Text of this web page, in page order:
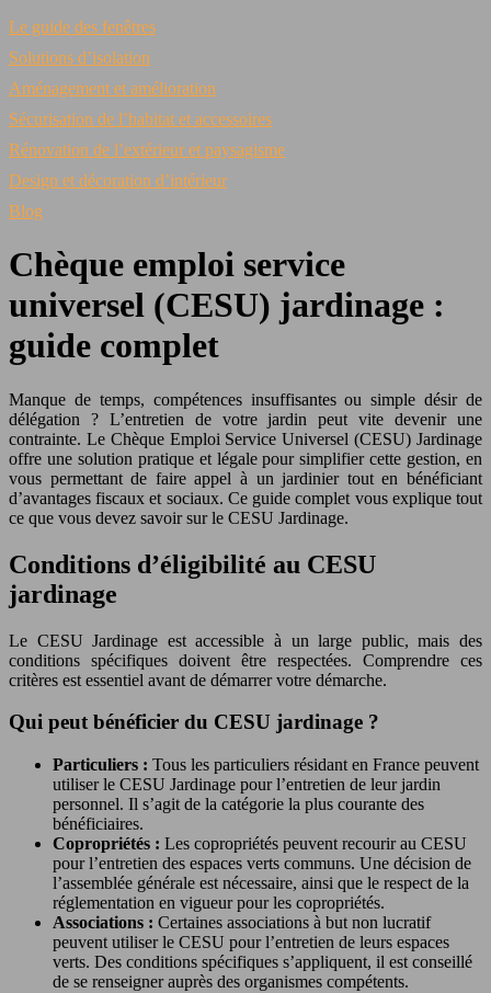
Le guide des fenêtres
Solutions d’isolation
Aménagement et amélioration
Sécurisation de l’habitat et accessoires
Rénovation de l’extérieur et paysagisme
Design et décoration d’intérieur
Blog
Chèque emploi service
universel (CESU) jardinage :
guide complet
Manque de temps, compétences insuffisantes ou simple désir de
délégation ? L’entretien de votre jardin peut vite devenir une
contrainte. Le Chèque Emploi Service Universel (CESU) Jardinage
offre une solution pratique et légale pour simplifier cette gestion, en
vous permettant de faire appel à un jardinier tout en bénéficiant
d’avantages fiscaux et sociaux. Ce guide complet vous explique tout
ce que vous devez savoir sur le CESU Jardinage.
Conditions d’éligibilité au CESU
jardinage
Le CESU Jardinage est accessible à un large public, mais des
conditions spécifiques doivent être respectées. Comprendre ces
critères est essentiel avant de démarrer votre démarche.
Qui peut bénéficier du CESU jardinage ?
Particuliers : Tous les particuliers résidant en France peuvent
utiliser le CESU Jardinage pour l’entretien de leur jardin
personnel. Il s’agit de la catégorie la plus courante des
bénéficiaires.
Copropriétés : Les copropriétés peuvent recourir au CESU
pour l’entretien des espaces verts communs. Une décision de
l’assemblée générale est nécessaire, ainsi que le respect de la
réglementation en vigueur pour les copropriétés.
Associations : Certaines associations à but non lucratif
peuvent utiliser le CESU pour l’entretien de leurs espaces
verts. Des conditions spécifiques s’appliquent, il est conseillé
de se renseigner auprès des organismes compétents.